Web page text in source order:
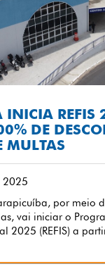
INICIA REFIS
DE
MULTAS
2025
por meio
vai iniciar o
2025 (REFIS) a